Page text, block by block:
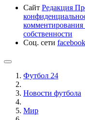
Сайт Редакция
комментирования
собственности
Соц. сети facebook
Футбол 24
Новости футбола
Мир